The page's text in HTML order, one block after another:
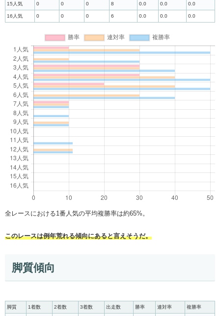
15人気 0 0 0 8 0.0 0.0 0.0
16人気 0 0 0 6 0.0 0.0 0.0
全レースにおける1番人気の平均複勝率は約65%。
このレースは例年荒れる傾向にあると言えそうだ。
脚質傾向
脚質 1着数 2着数 3着数 出走数 勝率 連対率 複勝率